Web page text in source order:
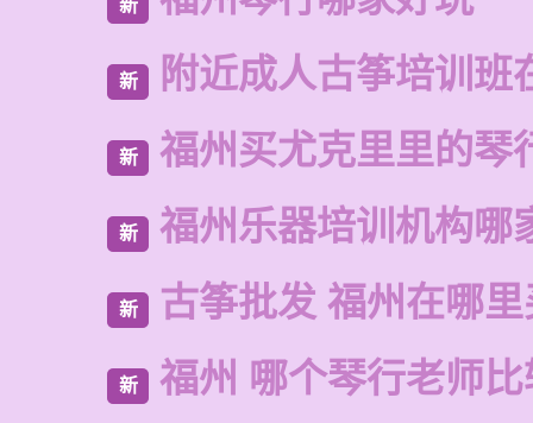
新
新 附近成人古筝培训班
新 福州买尤克里里的琴
新 福州乐器培训机构哪
新 古筝批发 福州在哪
新 福州 哪个琴行老师